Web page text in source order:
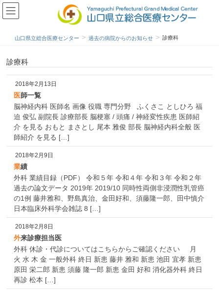
山口県立総合医療センター 過去の病院からのお知らせ 診療科
診療科
2018年2月13日
医師一覧
脳神経内科 医師名 画像 役職 専門分野 ふくさこ としひろ 福
迫 俊弘 副院長 診療部長 脳梗塞 / 頭痛 / 神経変性疾患 医師紹
介 を見る おもと まさとし 尾本 雅俊 部長 脳神経内科全般 医
師紹介 を見る […]
2018年2月9日
業績
外科 業績目録（PDF） 令和５年 令和４年 令和３年 令和２年
過去の論文データ 2019年 2019/10 同時性両側非浸潤性乳管癌
の1例 藤井雅和、野島真治、金田好和、須藤隆一郎、田中慎介
日本臨床外科学会雑誌 8 […]
2018年2月8日
外来診療担当医
外科 休診・代診についてはこちらからご確認ください 月
火 水 木 金 一般外科 終日 新患 藤井 雅和 新患 池田 宜孝 新患
原田 栄二郎 新患 須藤 隆一郎 新患 金田 好和 消化器外科 終日
再診 松本 […]